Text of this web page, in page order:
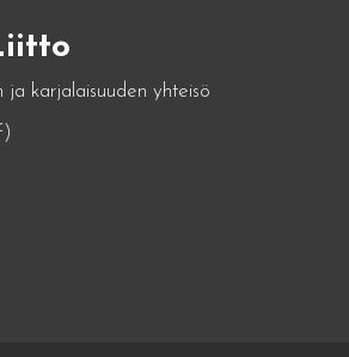
ja karjalaisuuden yhteisö